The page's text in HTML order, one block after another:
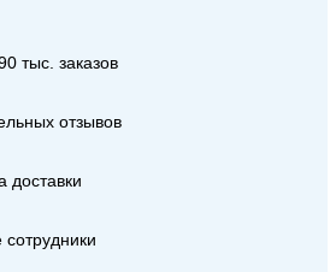
тыс. заказов
отзывов
доставки